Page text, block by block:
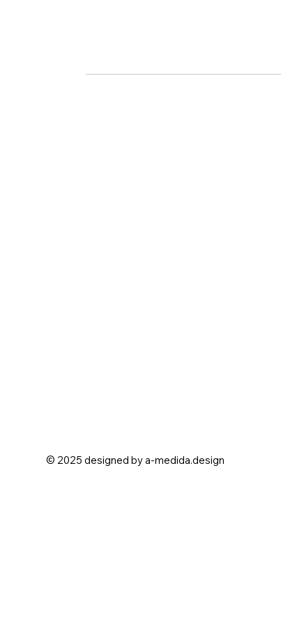
© 2025 designed by a-medida.design